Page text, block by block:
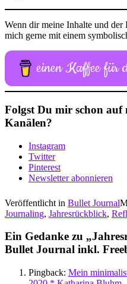
Wenn dir meine Inhalte und
mich gerne mit einem
einen Kaffee für
Folgst Du mir schon auf
Kanälen?
Instagram
Twitter
Pinterest
Newsletter abonnieren
Veröffentlicht in Bullet Journal
Journaling, Jahresrückblick,
Ein Gedanke zu „
Bullet Journal inkl.
Pingback: Mein